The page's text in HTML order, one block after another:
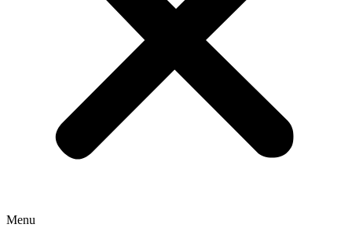
Menu